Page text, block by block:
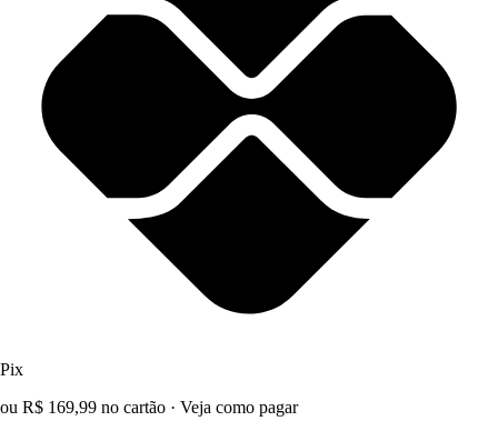
Pix
ou R$ 169,99 no cartão · Veja como pagar